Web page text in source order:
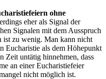
ohne
eher als Signal der
Signalen mit dem Ausspruch
ist zu wenig. Man kann nicht
Eucharistie als dem Höhepunkt
Zeit untätig hinnehmen, dass
an einer Eucharistiefeier
nicht möglich ist.